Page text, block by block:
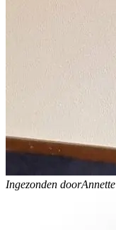
Ingezonden doorAnnette